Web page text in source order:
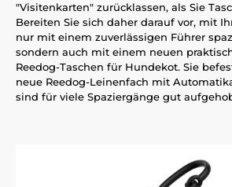
"Visitenkarten" zurücklassen, als Sie
Bereiten Sie sich daher darauf vor, mit
nur mit einem zuverlässigen Führer
sondern auch mit einem neuen
Reedog-Taschen für Hundekot. Sie
neue Reedog-Leinenfach mit
sind für viele Spaziergänge gut